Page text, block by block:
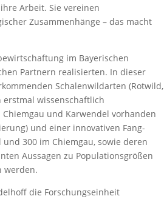
Arbeit. Sie vereinen
Zusammenhänge – das macht
im Bayerischen
Partnern realisierten. In dieser
Schalenwildarten (Rotwild,
erstmal wissenschaftlich
und Karwendel vorhanden
und einer innovativen Fang-
300 im Chiemgau, sowie deren
Aussagen zu Populationsgrößen
werden.
die Forschungseinheit